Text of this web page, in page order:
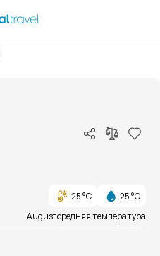
25 °C
25 °C
August средняя температура